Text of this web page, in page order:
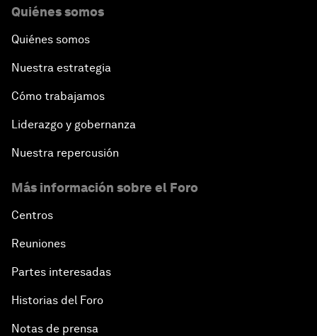
Quiénes somos
Quiénes somos
Nuestra estrategia
Cómo trabajamos
Liderazgo y gobernanza
Nuestra repercusión
Más información sobre el Foro
Centros
Reuniones
Partes interesadas
Historias del Foro
Notas de prensa